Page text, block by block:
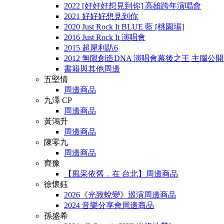
2022 [好好好想見到你] 高雄跨年演唱會
2021 好好好想見到你
2020 Just Rock It BLUE 藍 [桃園場]
2016 Just Rock It 演唱會
2015 超犀利趴6
2012 無限創造DNA 演唱會幕後之王 主腦公
書籍與其他周邊
五堅情
周邊商品
九澤 CP
周邊商品
黃鴻升
周邊商品
陳零九
周邊商品
齊豫
【風采依舊．在 台北】周邊商品
徐懷鈺
2026《光致蛻變》巡演周邊商品
2024 音樂分享會周邊商品
孫盛希